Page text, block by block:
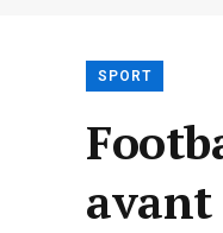
SPORT
avant